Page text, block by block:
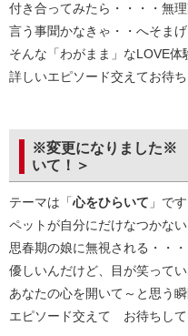
付き合ってみたら・・・・無
言う事聞かなきゃ・・へそま
そんな「わがまま」なLOVE体
詳しいエピソード交えてお待ち
※変更になりました※
いて！＞
テーマは「心をひらいて 」です
ペットが自分にだけなつかない
思春期の娘に無視される・・・
優しいんだけど、目が笑って
あなたの心を開いて～と思う瞬
エピソード交えて お待ちして